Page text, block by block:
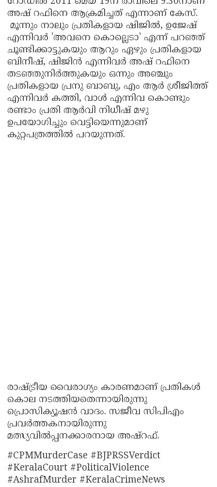
അഷ് റഫിനെ ആക്രമിച്ചത് എന്നാണ് കേസ്.
മൂന്നും നാലും പ്രതികളായ ഷിജില്‍, ഉജേഷ്
എന്നിവര്‍ 'അവനെ കൊല്ലെടാ' എന്ന് പറഞ്ഞ്
ചൂണ്ടിക്കാട്ടുകയും ആറും ഏഴും പ്രതികളായ
ബിനീഷ്, ഷിജിന്‍ എന്നിവര്‍ അഷ് റഫിനെ
തടഞ്ഞുനിര്‍ത്തുകയും ഒന്നും അഞ്ചും
പ്രതികളായ പ്രനു ബാബു, എം ആര്‍ ശ്രീജിത്ത്
എന്നിവര്‍ കത്തി, വാള്‍ എന്നിവ കൊണ്ടും
രണ്ടാം പ്രതി ആര്‍വി നിധീഷ് മഴു
ഉപയോഗിച്ചും വെട്ടിയെന്നുമാണ്
കുറ്റപത്രത്തില്‍ പറയുന്നത്.
രാഷ്ട്രീയ വൈരാഗ്യം കാരണമാണ് പ്രതികള്‍
കൊല നടത്തിയതെന്നായിരുന്നു
പ്രൊസിക്യൂഷന്‍ വാദം. സജീവ സിപിഎം
പ്രവര്‍ത്തകനായിരുന്നു
മത്സ്യവില്‍പ്പനക്കാരനായ അഷ്‌റഫ്.
#CPMMurderCase #BJPRSSVerdict
#KeralaCourt #PoliticalViolence
#AshrafMurder #KeralaCrimeNews